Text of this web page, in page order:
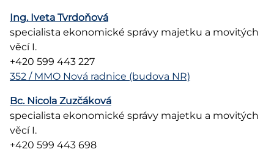
Ing. Iveta Tvrdoňová
specialista ekonomické správy majetku a movitých
věcí I.
+420 599 443 227
352 / MMO Nová radnice (budova NR)
Bc. Nicola Zuzčáková
specialista ekonomické správy majetku a movitých
věcí I.
+420 599 443 698